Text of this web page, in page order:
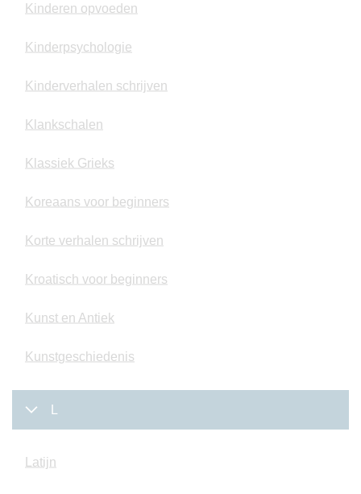
Kinderen opvoeden
Kinderpsychologie
Kinderverhalen schrijven
Klankschalen
Klassiek Grieks
Koreaans voor beginners
Korte verhalen schrijven
Kroatisch voor beginners
Kunst en Antiek
Kunstgeschiedenis
Latijn